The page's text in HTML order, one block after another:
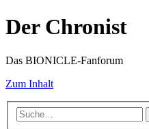
Der Chronist
Das BIONICLE-Fanforum
Zum Inhalt